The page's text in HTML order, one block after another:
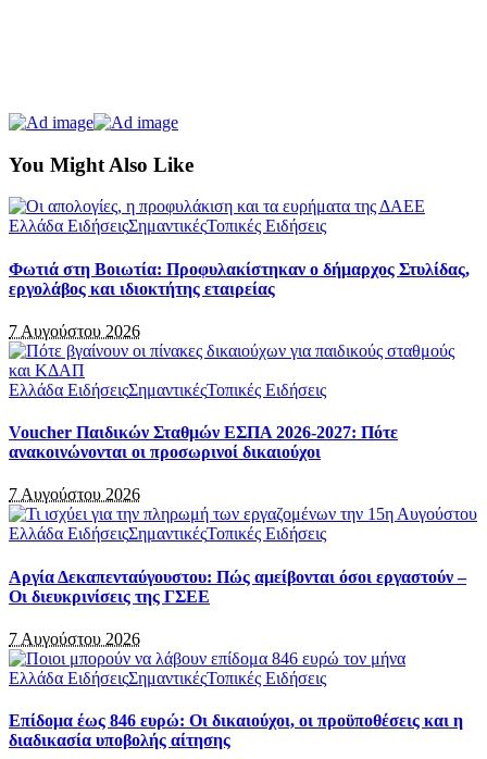
You Might Also Like
Ελλάδα ΕιδήσειςΣημαντικέςΤοπικές Ειδήσεις
Φωτιά στη Βοιωτία: Προφυλακίστηκαν ο δήμαρχος Στυλίδας,
εργολάβος και ιδιοκτήτης εταιρείας
7 Αυγούστου 2026
Ελλάδα ΕιδήσειςΣημαντικέςΤοπικές Ειδήσεις
Voucher Παιδικών Σταθμών ΕΣΠΑ 2026-2027: Πότε
ανακοινώνονται οι προσωρινοί δικαιούχοι
7 Αυγούστου 2026
Ελλάδα ΕιδήσειςΣημαντικέςΤοπικές Ειδήσεις
Αργία Δεκαπενταύγουστου: Πώς αμείβονται όσοι εργαστούν –
Οι διευκρινίσεις της ΓΣΕΕ
7 Αυγούστου 2026
Ελλάδα ΕιδήσειςΣημαντικέςΤοπικές Ειδήσεις
Επίδομα έως 846 ευρώ: Οι δικαιούχοι, οι προϋποθέσεις και η
διαδικασία υποβολής αίτησης